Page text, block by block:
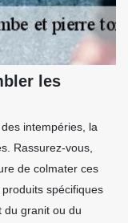
les
intempéries, la
Rassurez-vous,
de colmater ces
spécifiques
du granit ou du